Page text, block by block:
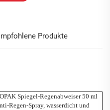
Produkte
Spiegel-Regenabweiser50 ml
Regen-Spray, wasserdicht und